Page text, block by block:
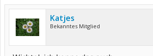
Katjes
Bekanntes Mitglied